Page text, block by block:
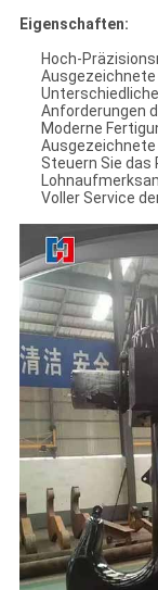
Eigenschaften:
Hoch-
Anforderungen
Moderne
Steuern Sie
Voller Service